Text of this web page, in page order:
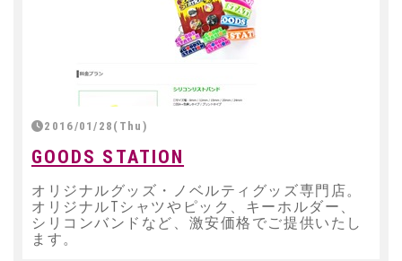
2016/01/28(Thu)
GOODS STATION
オリジナルグッズ・ノベルティグッズ専門店。
オリジナルTシャツやピック、キーホルダー、
シリコンバンドなど、激安価格でご提供いたし
ます。